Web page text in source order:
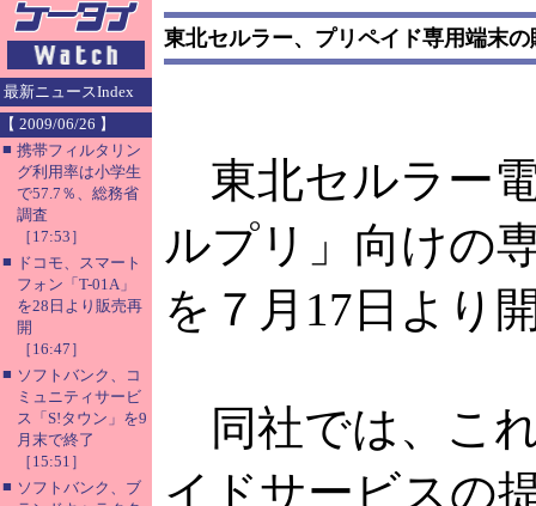
最新ニュースIndex
【 2009/06/26 】
■ 携帯フィルタリン
グ利用率は小学生
で57.7％、総務省
調査
［17:53］
■ ドコモ、スマート
フォン「T-01A」
を28日より販売再
開
［16:47］
■ ソフトバンク、コ
ミュニティサービ
ス「S!タウン」を9
月末で終了
［15:51］
■ ソフトバンク、ブ
東北セルラー、プリペイド専用端末
東北セルラー
ルプリ」向けの
を７月17日より
同社では、こ
イドサービスの